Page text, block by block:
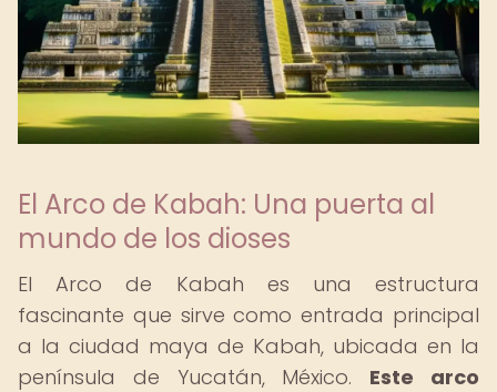
El Arco de Kabah: Una puerta al
mundo de los dioses
El Arco de Kabah es una estructura
fascinante que sirve como entrada principal
a la ciudad maya de Kabah, ubicada en la
península de Yucatán, México. Este arco